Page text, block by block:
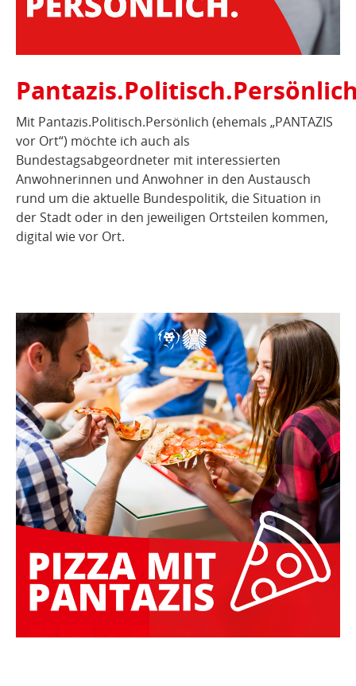
Mit Pantazis.Politisch.Persönlich (ehemals „PANTAZIS
vor Ort“) möchte ich auch als
Bundestagsabgeordneter mit interessierten
Anwohnerinnen und Anwohner in den Austausch
rund um die aktuelle Bundespolitik, die Situation in
der Stadt oder in den jeweiligen Ortsteilen kommen,
digital wie vor Ort.